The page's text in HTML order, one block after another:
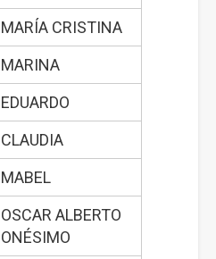
MARÍA CRISTINA
MARINA
EDUARDO
CLAUDIA
MABEL
OSCAR ALBERTO
ONÉSIMO